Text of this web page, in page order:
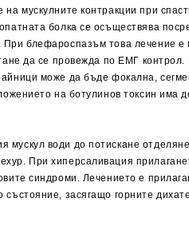
мускулните контракции при
болка се осъществява
блефароспазъм това лечение
да се провежда по ЕМГ
може да бъде фокална,
на ботулинов токсин има
води до потискане
При хиперсаливация
синдроми. Лечението е
засягащо горните